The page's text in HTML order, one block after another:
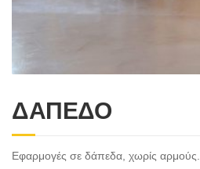
ΔΑΠΕΔΟ
Εφαρμογές σε δάπεδα, χωρίς αρμούς.